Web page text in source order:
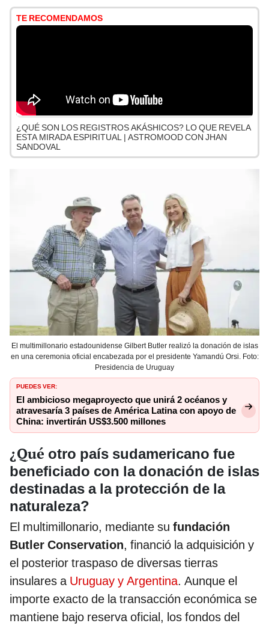
TE RECOMENDAMOS
¿QUÉ SON LOS REGISTROS AKÁSHICOS? LO QUE REVELA
ESTA MIRADA ESPIRITUAL | ASTROMOOD CON JHAN
SANDOVAL
El multimillonario estadounidense Gilbert Butler realizó la donación de islas
en una ceremonia oficial encabezada por el presidente Yamandú Orsi. Foto:
Presidencia de Uruguay
PUEDES VER:
El ambicioso megaproyecto que unirá 2 océanos y
atravesaría 3 países de América Latina con apoyo de
China: invertirán US$3.500 millones
¿Qué otro país sudamericano fue
beneficiado con la donación de islas
destinadas a la protección de la
naturaleza?
El multimillonario, mediante su fundación
Butler Conservation, financió la adquisición y
el posterior traspaso de diversas tierras
insulares a Uruguay y Argentina. Aunque el
importe exacto de la transacción económica se
mantiene bajo reserva oficial, los fondos del